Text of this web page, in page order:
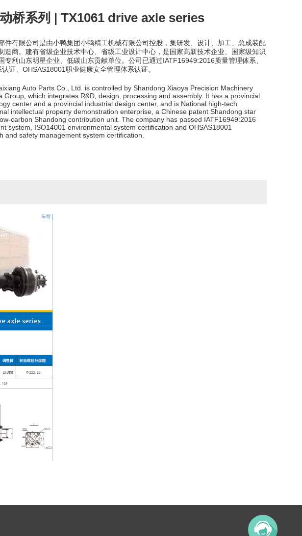
桥系列 | TX1061 drive axle series
件有限公司是由小鸭集团小鸭精工机械有限公司控股，集研发、设计、加工、总成装配
造商。建有省级企业技术中心、省级工业设计中心，是国家高新技术企业、国家级知识
专利山东明星企业、低碳山东贡献单位。公司已通过IATF16949:2016质量管理体系、
证、OHSAS18001职业健康安全管理体系认证。
Auto Parts Co., Ltd. is controlled by Shandong Xiaoya Precision Machinery
Group, which integrates R&D, design, processing and assembly. It has a provincial
center and a provincial industrial design center, and is National high-tech
intellectual property demonstration enterprise, a Chinese patent Shandong star
carbon Shandong contribution unit. The company has passed IATF16949:2016
system, ISO14001 environmental system certification and OHSAS18001
and safety management system certification.